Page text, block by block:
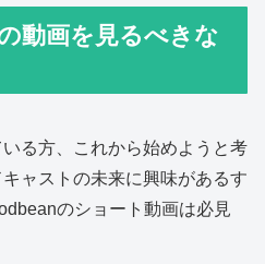
動画を見るべきな
る方、これから始めようと考
ャストの未来に興味があるす
のショート動画は必見